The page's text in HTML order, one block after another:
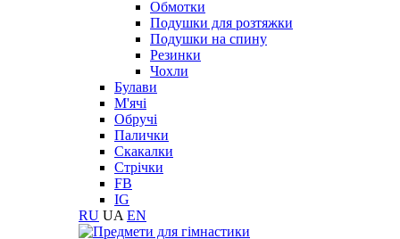
Обмотки
Подушки для розтяжки
Подушки на спину
Резинки
Чохли
Булави
М'ячі
Обручі
Палички
Скакалки
Стрічки
FB
IG
RU UA EN